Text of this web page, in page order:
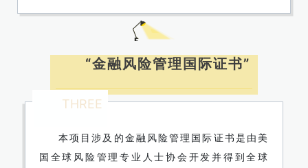
“金融风险管理国际证书”
THREE
本项目涉及的金融风险管理国际证书是由美
国全球风险管理专业人士协会开发并得到全球